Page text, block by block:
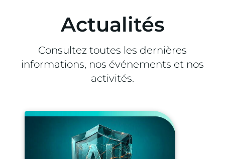
Actualités
Consultez toutes les dernières
informations, nos événements et nos
activités.